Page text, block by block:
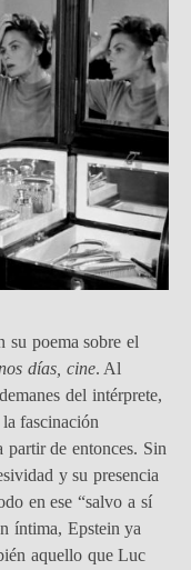
su poema sobre el
días, cine. Al
del intérprete,
fascinación
partir de entonces. Sin
y su presencia
en ese “salvo a sí
íntima, Epstein ya
aquello que Luc